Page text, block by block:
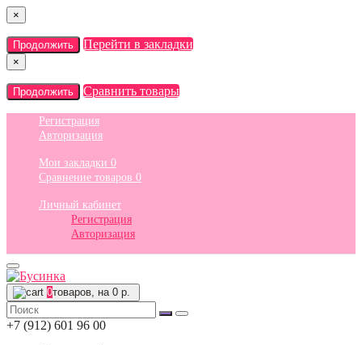
×
Продолжить Перейти в закладки
×
Продолжить Сравнить товары
Регистрация
Авторизация
Мои закладки 0
Сравнение товаров 0
Личный кабинет
Регистрация
Авторизация
0товаров, на 0 р.
+7 (912) 601 96 00